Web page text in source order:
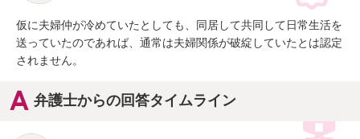
仮に夫婦仲が冷めていたとしても、同居して共同して日常生活を
送っていたのであれば、通常は夫婦関係が破綻していたとは認定
されません。
弁護士からの回答タイムライン